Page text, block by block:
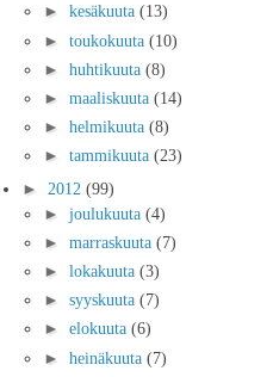
► kesäkuuta (13)
► toukokuuta (10)
► huhtikuuta (8)
► maaliskuuta (14)
► helmikuuta (8)
► tammikuuta (23)
► 2012 (99)
► joulukuuta (4)
► marraskuuta (7)
► lokakuuta (3)
► syyskuuta (7)
► elokuuta (6)
► heinäkuuta (7)